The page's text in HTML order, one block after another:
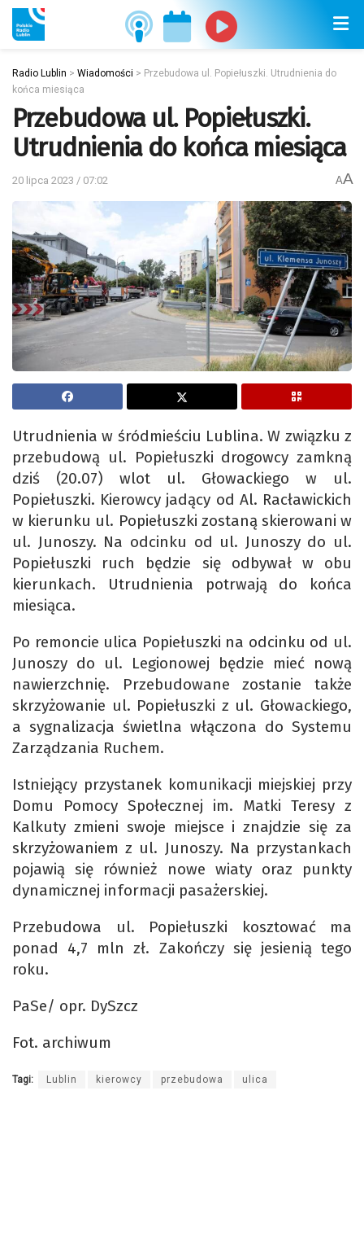
Radio Lublin > Wiadomości > Przebudowa ul. Popiełuszki. Utrudnienia do
końca miesiąca
Przebudowa ul. Popiełuszki.
Utrudnienia do końca miesiąca
20 lipca 2023 / 07:02 AA
Utrudnienia w śródmieściu Lublina. W związku z
przebudową ul. Popiełuszki drogowcy zamkną
dziś (20.07) wlot ul. Głowackiego w ul.
Popiełuszki. Kierowcy jadący od Al. Racławickich
w kierunku ul. Popiełuszki zostaną skierowani w
ul. Junoszy. Na odcinku od ul. Junoszy do ul.
Popiełuszki ruch będzie się odbywał w obu
kierunkach. Utrudnienia potrwają do końca
miesiąca.
Po remoncie ulica Popiełuszki na odcinku od ul.
Junoszy do ul. Legionowej będzie mieć nową
nawierzchnię. Przebudowane zostanie także
skrzyżowanie ul. Popiełuszki z ul. Głowackiego,
a sygnalizacja świetlna włączona do Systemu
Zarządzania Ruchem.
Istniejący przystanek komunikacji miejskiej przy
Domu Pomocy Społecznej im. Matki Teresy z
Kalkuty zmieni swoje miejsce i znajdzie się za
skrzyżowaniem z ul. Junoszy. Na przystankach
pojawią się również nowe wiaty oraz punkty
dynamicznej informacji pasażerskiej.
Przebudowa ul. Popiełuszki kosztować ma
ponad 4,7 mln zł. Zakończy się jesienią tego
roku.
PaSe/ opr. DySzcz
Fot. archiwum
Tagi: Lublin kierowcy przebudowa ulica